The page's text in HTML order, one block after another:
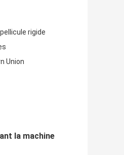
rigide
Union
la machine